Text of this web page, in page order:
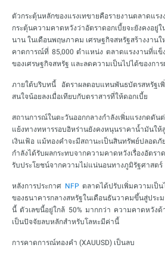
ตัวกระตุ้นหลักของแรงเทขายคือรายงานตลา
กระตุ้นความคาดหวังว่าอัตราดอกเบี้ยจะยังคงอยู่ใ
นาน ในเดือนพฤษภาคม เศรษฐกิจสหรัฐสร้างงาน
คาดการณ์ที่ 85,000 ตำแหน่ง ตลาดแรงงานที่แข็
ของเศรษฐกิจสหรัฐ และลดความเป็นไปได้ของกา
ภายใต้บริบทนี้ อัตราผลตอบแทนพันธบัตรสหรัฐ
สนใจน้อยลงเมื่อเทียบกับตราสารที่ให้ดอกเบี้ย
สถานการณ์ในตะวันออกกลางกำลังเพิ่มแรงกดดั
แย้งทางทหารรอบอิหร่านยังคงหนุนราคาน้ำมันให้
เงินเฟ้อ แม้ทองคำจะมีสถานะเป็นสินทรัพย์ปลอด
กำลังได้รับผลกระทบจากความคาดหวังเรื่องอัตร
รับประโยชน์จากความไม่แน่นอนทางภูมิรัฐศาสตร์
หลังการประกาศ NFP ตลาดได้ปรับเพิ่มความเป็
ของธนาคารกลางสหรัฐในเดือนธันวาคมขึ้นสู่ปร
นี้ ตัวเลขนี้อยู่ใกล้ 50% มากกว่า ความคาดหวังด้
เป็นปัจจัยลบหลักสำหรับโลหะมีค่านี้
การคาดการณ์ทองคำ (XAUUSD) เป็นลบ